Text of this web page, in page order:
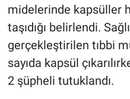
midelerinde kapsüller
taşıdığı belirlendi.
gerçekleştirilen tıbbi
sayıda kapsül
2 şüpheli tutuklandı.
POLİTİKA
SPOR
MAGAZİN